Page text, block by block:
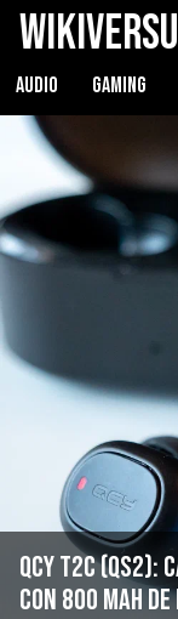
AUDIO GAMING
QCY T2C
con 800 mAh
QCY QS2 (T2C)